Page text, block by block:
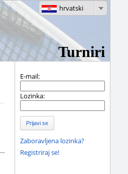
Turniri
hrvatski
E-mail:
Lozinka:
Prijavi se
Zaboravljena lozinka?
Registriraj se!